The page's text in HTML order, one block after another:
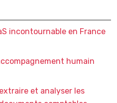
incontournable en France
humain
et analyser les